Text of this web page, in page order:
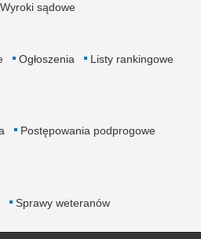
Wyroki sądowe
Ogłoszenia
Listy rankingowe
Postępowania podprogowe
Sprawy weteranów